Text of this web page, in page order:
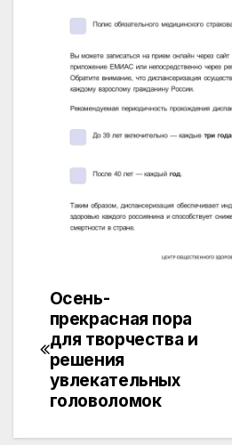
Навигация
по
записям
Осень-
прекрасная пора
для творчества и
решения
увлекательных
головоломок